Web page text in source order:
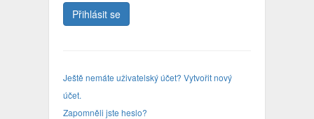
Ještě nemáte uživatelský účet? Vytvořit nový
účet.
Zapomněli jste heslo?